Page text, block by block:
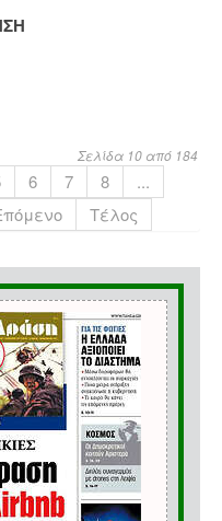
Σελίδα 10 από 184
6 7 8
...
Τέλος